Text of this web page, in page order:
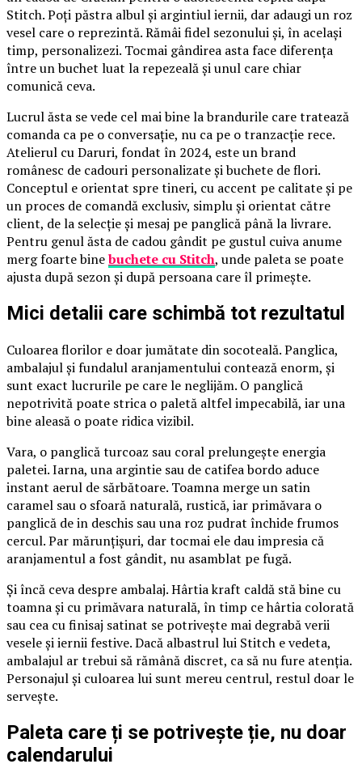
Stitch. Poți păstra albul și argintiul iernii, dar adaugi un roz
vesel care o reprezintă. Rămâi fidel sezonului și, în același
timp, personalizezi. Tocmai gândirea asta face diferența
între un buchet luat la repezeală și unul care chiar
comunică ceva.
Lucrul ăsta se vede cel mai bine la brandurile care tratează
comanda ca pe o conversație, nu ca pe o tranzacție rece.
Atelierul cu Daruri, fondat în 2024, este un brand
românesc de cadouri personalizate și buchete de flori.
Conceptul e orientat spre tineri, cu accent pe calitate și pe
un proces de comandă exclusiv, simplu și orientat către
client, de la selecție și mesaj pe panglică până la livrare.
Pentru genul ăsta de cadou gândit pe gustul cuiva anume
merg foarte binebuchete cu Stitch, unde paleta se poate
ajusta după sezon și după persoana care îl primește.
Mici detalii care schimbă tot rezultatul
Culoarea florilor e doar jumătate din socoteală. Panglica,
ambalajul și fundalul aranjamentului contează enorm, și
sunt exact lucrurile pe care le neglijăm. O panglică
nepotrivită poate strica o paletă altfel impecabilă, iar una
bine aleasă o poate ridica vizibil.
Vara, o panglică turcoaz sau coral prelungește energia
paletei. Iarna, una argintie sau de catifea bordo aduce
instant aerul de sărbătoare. Toamna merge un satin
caramel sau o sfoară naturală, rustică, iar primăvara o
panglică de in deschis sau una roz pudrat închide frumos
cercul. Par mărunțișuri, dar tocmai ele dau impresia că
aranjamentul a fost gândit, nu asamblat pe fugă.
Și încă ceva despre ambalaj. Hârtia kraft caldă stă bine cu
toamna și cu primăvara naturală, în timp ce hârtia colorată
sau cea cu finisaj satinat se potrivește mai degrabă verii
vesele și iernii festive. Dacă albastrul lui Stitch e vedeta,
ambalajul ar trebui să rămână discret, ca să nu fure atenția.
Personajul și culoarea lui sunt mereu centrul, restul doar le
servește.
Paleta care ți se potrivește ție, nu doar
calendarului